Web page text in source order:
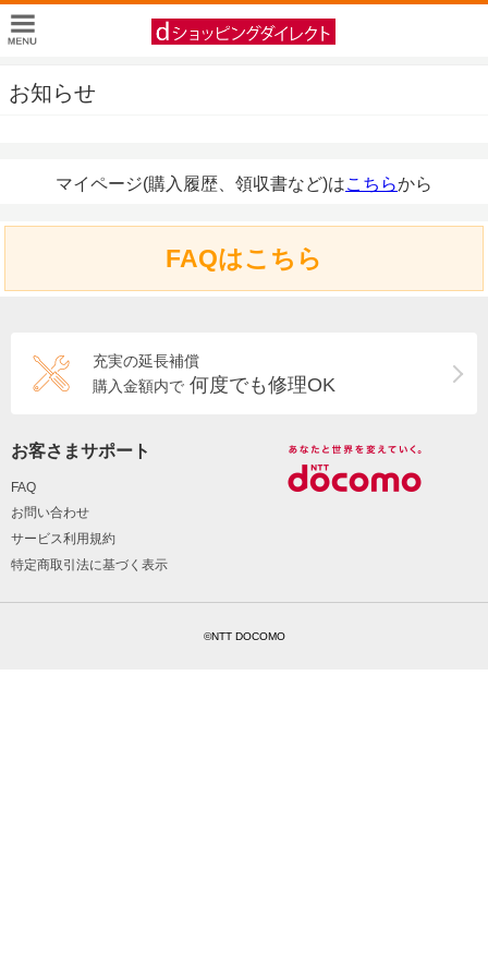
お知らせ
マイページ(購入履歴、領収書など)はこちらから
FAQはこちら
充実の延長補償
購入金額内で 何度でも修理OK
お客さまサポート
FAQ
お問い合わせ
サービス利用規約
特定商取引法に基づく表示
©NTT DOCOMO